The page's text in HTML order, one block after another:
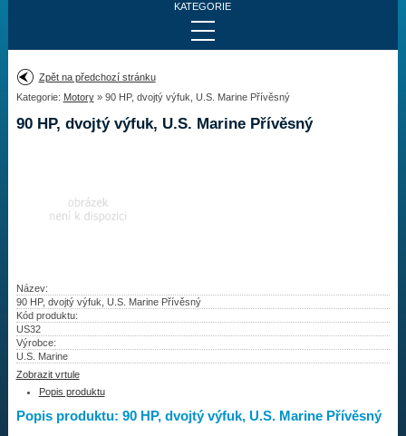
KATEGORIE
Provedení:
Výrobce:
Najít vrtuli
Vrtule
Redukční pouzdra XHS
Kontakty
Aktuality
Zpět na předchozí stránku
Kategorie: Motory» 90 HP, dvojtý výfuk, U.S. Marine Přívěsný
90 HP, dvojtý výfuk, U.S. Marine Přívěsný
Název:
90 HP, dvojtý výfuk, U.S. Marine Přívěsný
Kód produktu:
US32
Výrobce:
U.S. Marine
Zobrazit vrtule
Popis produktu
Popis produktu: 90 HP, dvojtý výfuk, U.S. Marine Přívěsný